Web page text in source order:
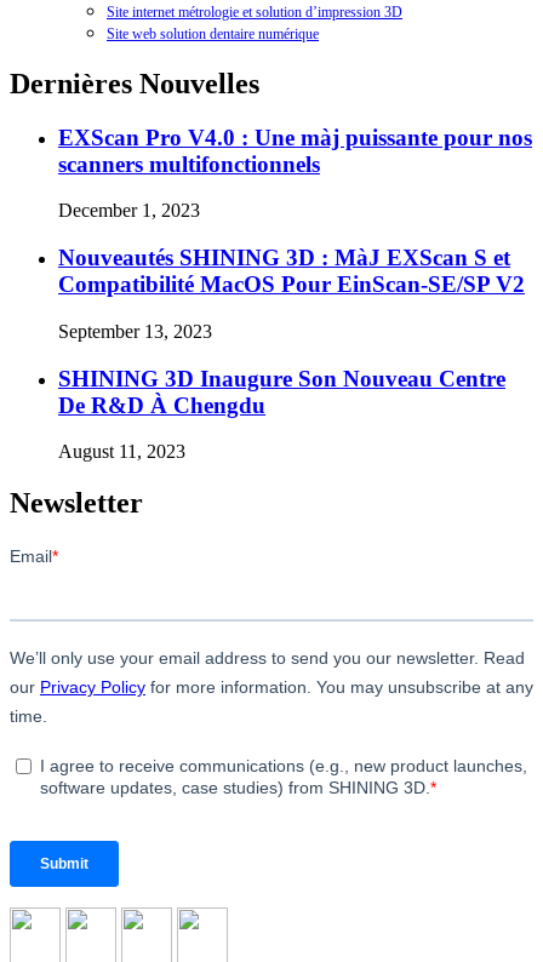
Site internet métrologie et solution d’impression 3D
Site web solution dentaire numérique
Dernières Nouvelles
EXScan Pro V4.0 : Une màj puissante pour nos
scanners multifonctionnels
December 1, 2023
Nouveautés SHINING 3D : MàJ EXScan S et
Compatibilité MacOS Pour EinScan-SE/SP V2
September 13, 2023
SHINING 3D Inaugure Son Nouveau Centre
De R&D À Chengdu
August 11, 2023
Newsletter